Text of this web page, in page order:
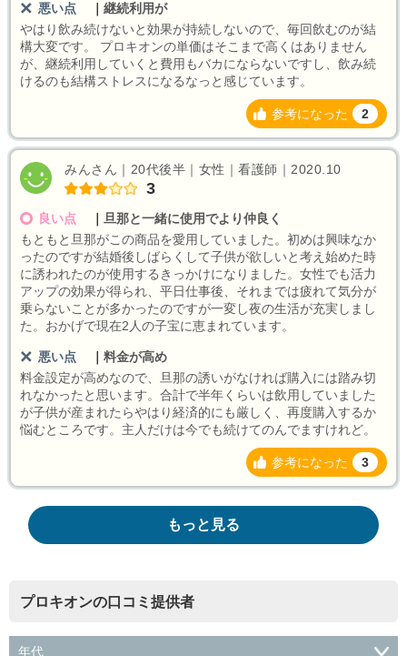
悪い点
継続利用が
やはり飲み続けないと効果が持続しないので、毎回飲むのが結
構大変です。 プロキオンの単価はそこまで高くはありません
が、継続利用していくと費用もバカにならないですし、飲み続
けるのも結構ストレスになるなっと感じています。
参考になった 2
みんさん｜20代後半｜女性｜看護師｜2020.10
3
良い点
旦那と一緒に使用でより仲良く
もともと旦那がこの商品を愛用していました。初めは興味なか
ったのですが結婚後しばらくして子供が欲しいと考え始めた時
に誘われたのが使用するきっかけになりました。女性でも活力
アップの効果が得られ、平日仕事後、それまでは疲れて気分が
乗らないことが多かったのですが一変し夜の生活が充実しまし
た。おかげで現在2人の子宝に恵まれています。
悪い点
料金が高め
料金設定が高めなので、旦那の誘いがなければ購入には踏み切
れなかったと思います。合計で半年くらいは飲用していました
が子供が産まれたらやはり経済的にも厳しく、再度購入するか
悩むところです。主人だけは今でも続けてのんでますけれど。
参考になった 3
もっと見る
プロキオンの口コミ提供者
年代